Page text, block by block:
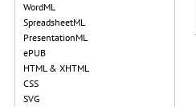
WordML
SpreadsheetML
PresentationML
ePUB
HTML & XHTML
CSS
SVG